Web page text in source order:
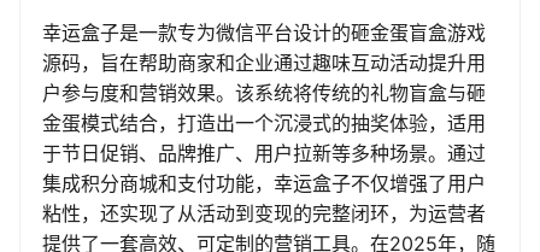
幸运盒子是一款专为微信平台设计的砸金蛋盲盒游戏
源码，旨在帮助商家和企业通过趣味互动活动提升用
户参与度和营销效果。该系统将传统的礼物盲盒与砸
金蛋模式结合，打造出一个沉浸式的抽奖体验，适用
于节日促销、品牌推广、用户拉新等多种场景。通过
集成积分商城和支付功能，幸运盒子不仅增强了用户
粘性，还实现了从活动到变现的完整闭环，为运营者
提供了一套高效、可定制的营销工具。在2025年，随